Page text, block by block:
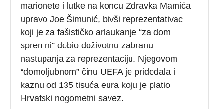
marionete i lutke na koncu Zdravka Mamića
upravo Joe Šimunić, bivši reprezentativac
koji je za fašističko arlaukanje “za dom
spremni” dobio doživotnu zabranu
nastupanja za reprezentaciju. Njegovom
“domoljubnom” činu UEFA je pridodala i
kaznu od 135 tisuća eura koju je platio
Hrvatski nogometni savez.